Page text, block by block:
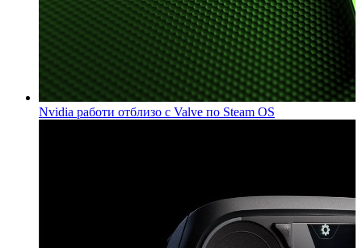
Nvidia работи отблизо с Valve по Steam OS